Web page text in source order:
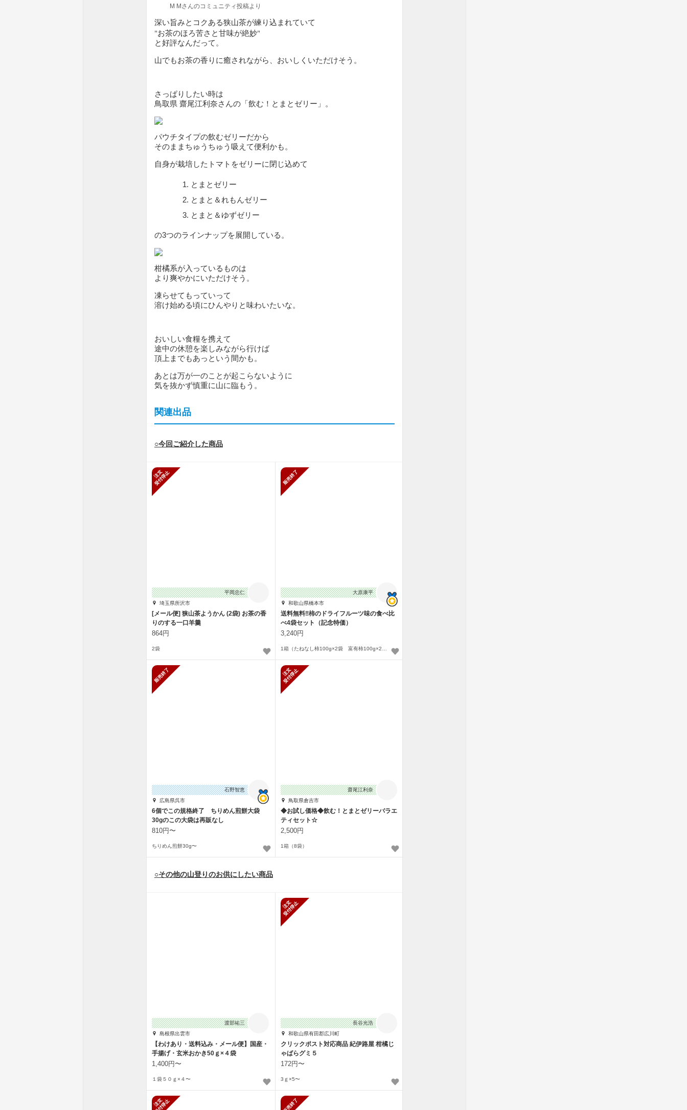
M Mさんのコミュニティ投稿より
深い旨みとコクある狭山茶が練り込まれていて
"お茶のほろ苦さと甘味が絶妙"
と好評なんだって。
山でもお茶の香りに癒されながら、おいしくいただけそう。
さっぱりしたい時は
鳥取県 齋尾江利奈さんの「飲む！とまとゼリー」。
パウチタイプの飲むゼリーだから
そのままちゅうちゅう吸えて便利かも。
自身が栽培したトマトをゼリーに閉じ込めて
とまとゼリー
とまと＆れもんゼリー
とまと＆ゆずゼリー
の3つのラインナップを展開している。
柑橘系が入っているものは
より爽やかにいただけそう。
凍らせてもっていって
溶け始める頃にひんやりと味わいたいな。
おいしい食糧を携えて
途中の休憩を楽しみながら行けば
頂上までもあっという間かも。
あとは万が一のことが起こらないように
気を抜かず慎重に山に臨もう。
関連出品
○今回ご紹介した商品
平岡忠仁
埼玉県所沢市
[メール便] 狭山茶ようかん (2袋) お茶の香
りのする一口羊羹
864円
2袋
大原康平
和歌山県橋本市
送料無料‼︎柿のドライフルーツ味の食べ比
べ4袋セット（記念特価）
3,240円
石野智恵
広島県呉市
6個でこの規格終了 ちりめん煎餅大袋
30gのこの大袋は再販なし
810円〜
ちりめん煎餅30g〜
齋尾江利奈
鳥取県倉吉市
◆お試し価格◆飲む！とまとゼリーバラエ
ティセット☆
2,500円
1箱（8袋）
○その他の山登りのお供にしたい商品
渡部祐三
島根県出雲市
【わけあり・送料込み・メール便】国産・
手揚げ・玄米おかき50ｇ×４袋
1,400円〜
１袋５０ｇ×４〜
長谷光浩
和歌山県有田郡広川町
クリックポスト対応商品 紀伊路屋 柑橘じ
ゃばらグミ５
172円〜
3ｇ×5〜